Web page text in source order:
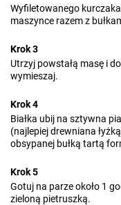
Wyfiletowanego
maszynce razem z
Krok 3
Utrzyj powstałą masę i
wymieszaj.
Krok 4
Białka ubij na sztywna
(najlepiej drewniana
obsypanej bułką tartą
Krok 5
Gotuj na parze około 1
zieloną pietruszką.